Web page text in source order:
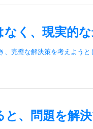
く、現実的な
、完璧な解決策を考えようと
、問題を解決